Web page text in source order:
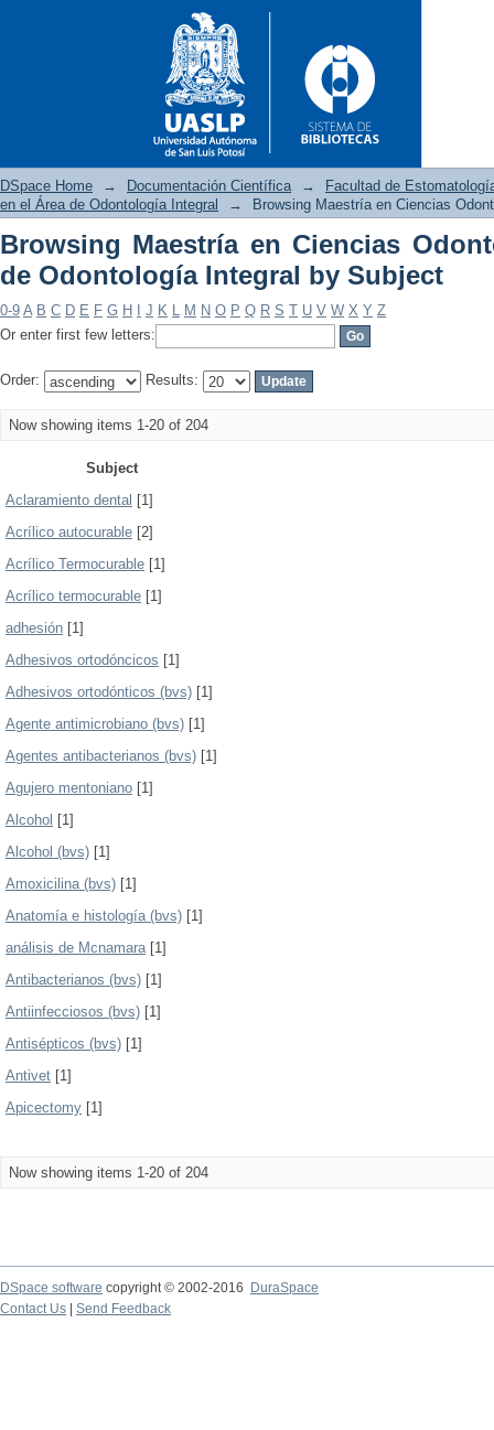
Browsing Maestría en
by Subject
DSpace Home → Documentación Científica →
Facultad de
en el Área de Odontología Integral
→ Browsing Maestría en Ciencias
Browsing Maestría en Ciencias
de Odontología Integral by Subject
0-9 A B C D E F G H J K L M N O P Q R S T U V W X Y Z
Or enter first few letters:
Order: Results:
Now showing items 1-20 of 204
Subject
Aclaramiento dental [1]
Acrílico autocurable [2]
Acrílico Termocurable [1]
Acrílico termocurable [1]
adhesión [1]
Adhesivos ortodóncicos [1]
Adhesivos ortodónticos (bvs) [1]
Agente antimicrobiano (bvs) [1]
Agentes antibacterianos (bvs) [1]
Agujero mentoniano [1]
Alcohol [1]
Alcohol (bvs) [1]
Amoxicilina (bvs) [1]
Anatomía e histología (bvs) [1]
análisis de Mcnamara[1]
Antibacterianos (bvs) [1]
Antiinfecciosos (bvs) [1]
Antisépticos (bvs) [1]
Antivet [1]
Apicectomy [1]
Now showing items 1-20 of 204
DSpace software copyright © 2002-2016
DuraSpace
Contact Us
Send Feedback